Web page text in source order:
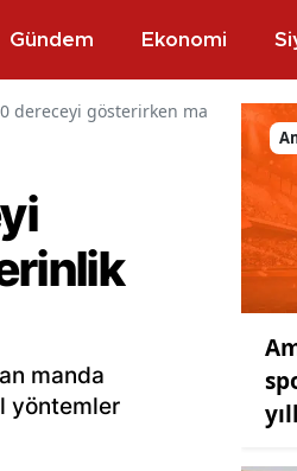
Gündem Ekonomi
dereceyi gösterirken mandaların
manda
yöntemler